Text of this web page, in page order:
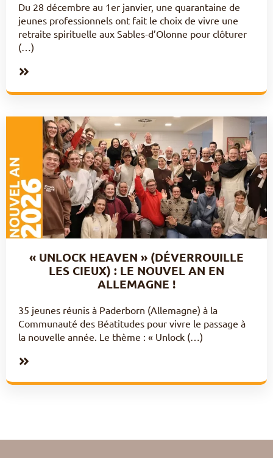
Du 28 décembre au 1er janvier, une quarantaine de
jeunes professionnels ont fait le choix de vivre une
retraite spirituelle aux Sables-d’Olonne pour clôturer
(…)
« UNLOCK HEAVEN » (DÉVERROUILLE
LES CIEUX) : LE NOUVEL AN EN
ALLEMAGNE !
35 jeunes réunis à Paderborn (Allemagne) à la
Communauté des Béatitudes pour vivre le passage à
la nouvelle année. Le thème : « Unlock (…)